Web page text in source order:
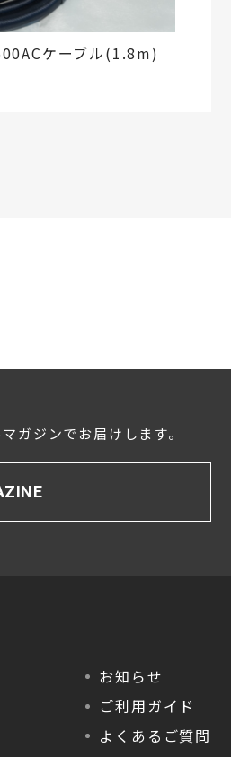
ケーブル(1.8m)
ガジンでお届けします。
お知らせ
ご利用ガイド
よくあるご質問